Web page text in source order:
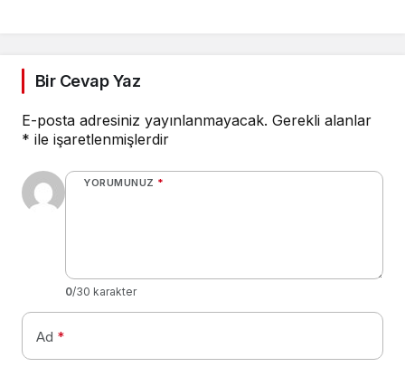
Bir Cevap Yaz
E-posta adresiniz yayınlanmayacak. Gerekli alanlar
* ile işaretlenmişlerdir
YORUMUNUZ *
0/30 karakter
Ad *